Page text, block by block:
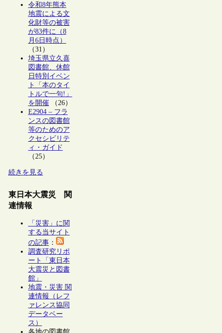
令和8年熊本
地震による文
化財等の被害
が83件に（8
月6日時点）
（31）
埼玉県立久喜
図書館、休館
日特別イベン
ト「本のタイ
トルで一句!」
を開催（26）
E2904 – フラ
ンスの図書館
等のためのア
クセシビリテ
ィ・ガイド
（25）
続きを見る
東日本大震災 関
連情報
「災害」に関
する当サイト
の記事：
調査研究リポ
ート「東日本
大震災と図書
館」
地震・災害 関
連情報（レフ
ァレンス協同
データベー
ス）